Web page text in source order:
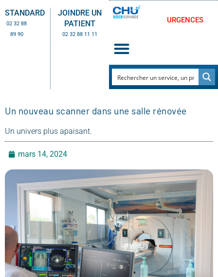
STANDARD
02 32 88
89 90
JOINDRE UN
PATIENT
02 32 88 11 11
URGENCES
Un nouveau scanner dans une salle rénovée
Un univers plus apaisant.
mars 14, 2024